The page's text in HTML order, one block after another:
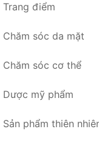
Trang điểm
Chăm sóc da mặt
Chăm sóc cơ thể
Dược mỹ phẩm
Sản phẩm thiên